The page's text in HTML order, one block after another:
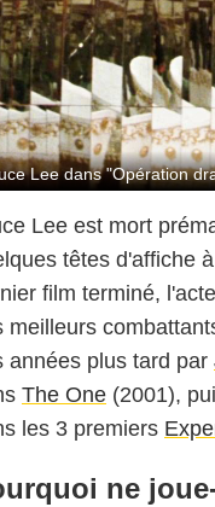
Lee dans "Opération
Lee est mort
têtes d'affiche
film terminé,
meilleurs
années plus tard par
The One (2001),
les 3 premiers
ne